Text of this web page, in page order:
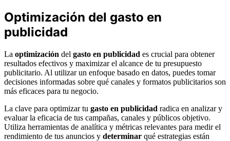
Optimización del gasto en
publicidad
La optimización del gasto en publicidad es crucial para obtener
resultados efectivos y maximizar el alcance de tu presupuesto
publicitario. Al utilizar un enfoque basado en datos, puedes tomar
decisiones informadas sobre qué canales y formatos publicitarios son
más eficaces para tu negocio.
La clave para optimizar tu gasto en publicidad radica en analizar y
evaluar la eficacia de tus campañas, canales y públicos objetivo.
Utiliza herramientas de analítica y métricas relevantes para medir el
rendimiento de tus anuncios y determinar qué estrategias están